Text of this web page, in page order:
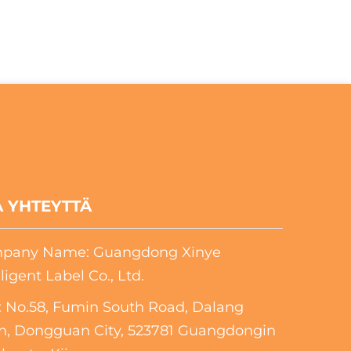
YHTEYTTÄ
Name: Guangdong Xinye
Label Co., Ltd.
No.58, Fumin South Road, Dalang
Dongguan City, 523781 Guangdongin